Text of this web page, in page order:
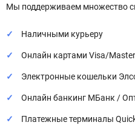
Мы поддерживаем множество
Наличными курьеру
Онлайн картами Visa/
Электронные кошельки
Онлайн банкинг МБанк /
Платежные терминалы